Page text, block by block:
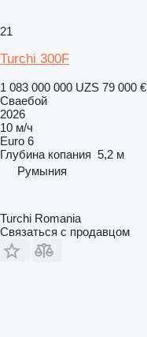
21
Turchi 300F
1 083 000 000 UZS 79 000 €
Сваебой
2026
10 м/ч
Euro 6
Глубина копания 5,2 м
Румыния
Turchi Romania
Связаться с продавцом